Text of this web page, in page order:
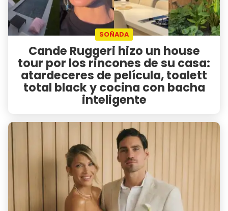
SOÑADA
Cande Ruggeri hizo un house
tour por los rincones de su casa:
atardeceres de película, toalett
total black y cocina con bacha
inteligente